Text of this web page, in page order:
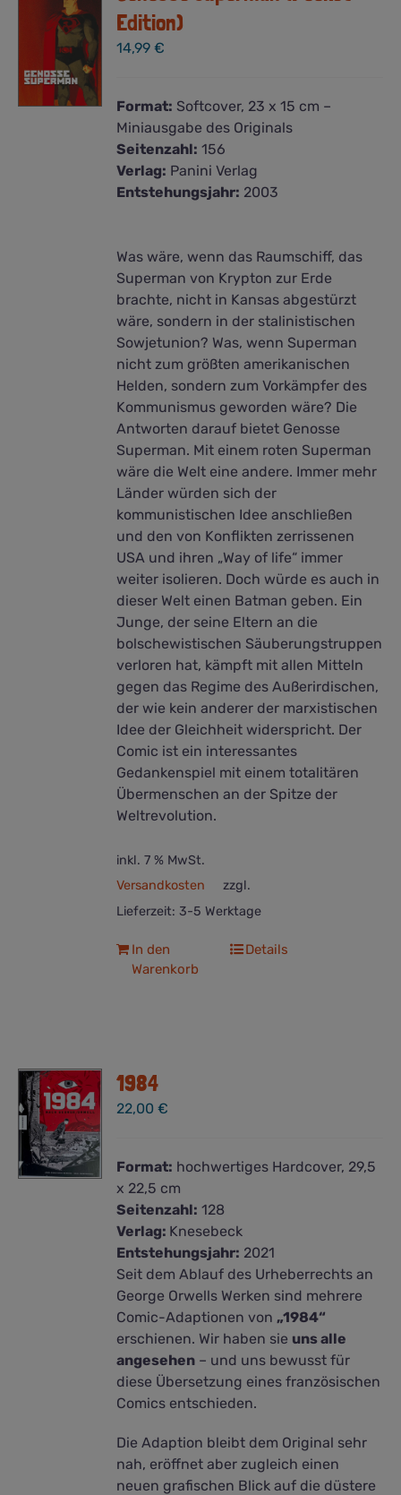
Edition)
14,99€
Format: Softcover, 23 x 15 cm –
Miniausgabe des Originals
Seitenzahl: 156
Verlag: Panini Verlag
Entstehungsjahr: 2003
Was wäre, wenn das Raumschiff, das
Superman von Krypton zur Erde
brachte, nicht in Kansas abgestürzt
wäre, sondern in der stalinistischen
Sowjetunion? Was, wenn Superman
nicht zum größten amerikanischen
Helden, sondern zum Vorkämpfer des
Kommunismus geworden wäre? Die
Antworten darauf bietet Genosse
Superman. Mit einem roten Superman
wäre die Welt eine andere. Immer mehr
Länder würden sich der
kommunistischen Idee anschließen
und den von Konflikten zerrissenen
USA und ihren „Way of life“ immer
weiter isolieren. Doch würde es auch in
dieser Welt einen Batman geben. Ein
Junge, der seine Eltern an die
bolschewistischen Säuberungstruppen
verloren hat, kämpft mit allen Mitteln
gegen das Regime des Außerirdischen,
der wie kein anderer der marxistischen
Idee der Gleichheit widerspricht. Der
Comic ist ein interessantes
Gedankenspiel mit einem totalitären
Übermenschen an der Spitze der
Weltrevolution.
inkl. 7 % MwSt.
zzgl.
Versandkosten
Lieferzeit: 3-5 Werktage
In den
Warenkorb
Details
1984
22,00€
Format: hochwertiges Hardcover, 29,5
x 22,5 cm
Seitenzahl: 128
Verlag: Knesebeck
Entstehungsjahr: 2021
Seit dem Ablauf des Urheberrechts an
George Orwells Werken sind mehrere
Comic-Adaptionen von„1984“
erschienen. Wir haben sie uns alle
angesehen – und uns bewusst für
diese Übersetzung eines französischen
Comics entschieden.
Die Adaption bleibt dem Original sehr
nah, eröffnet aber zugleich einen
neuen grafischen Blick auf die düstere